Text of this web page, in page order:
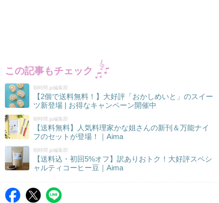
この記事もチェック
朝時間.jp編集部
【2個で送料無料！】大好評「おかしめいと」のスイー
ツ新登場 | お得なキャンペーン開催中
朝時間.jp編集部
【送料無料】人気料理家かな姐さんの新刊＆万能ナイ
フのセットが登場！｜Aima
朝時間.jp編集部
【送料込・初回5%オフ】訳ありおトク！大好評スペシ
ャルティコーヒー豆｜Aima